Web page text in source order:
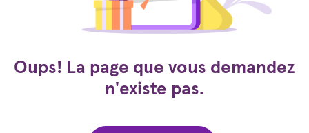
Oups! La page que vous demandez
n'existe pas.